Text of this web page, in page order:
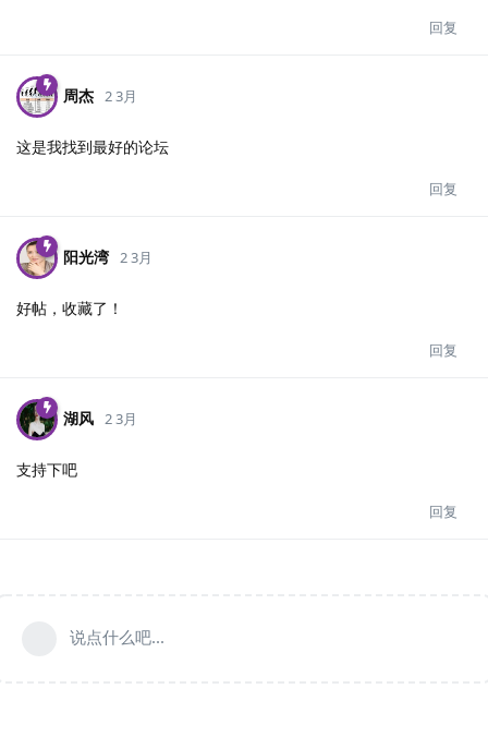
回复
周杰 2 3月
这是我找到最好的论坛
回复
阳光湾 2 3月
好帖，收藏了！
回复
湖风 2 3月
支持下吧
回复
说点什么吧...